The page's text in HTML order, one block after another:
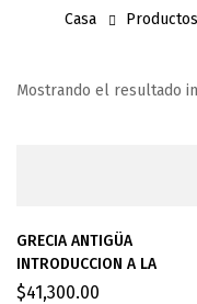
Casa Productos
Mostrando el resultado
GRECIA ANTIGÜA
INTRODUCCION A LA
$41,300.00